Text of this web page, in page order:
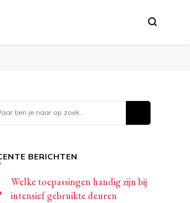
BERICHTEN
Welke toepassingen handig zijn bij
intensief gebruikte deuren